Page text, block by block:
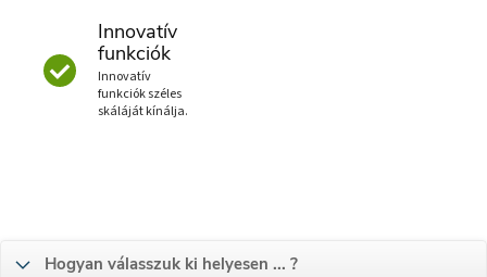
Innovatív
funkciók
Innovatív
funkciók széles
skáláját kínálja.
Hogyan válasszuk ki helyesen ... ?